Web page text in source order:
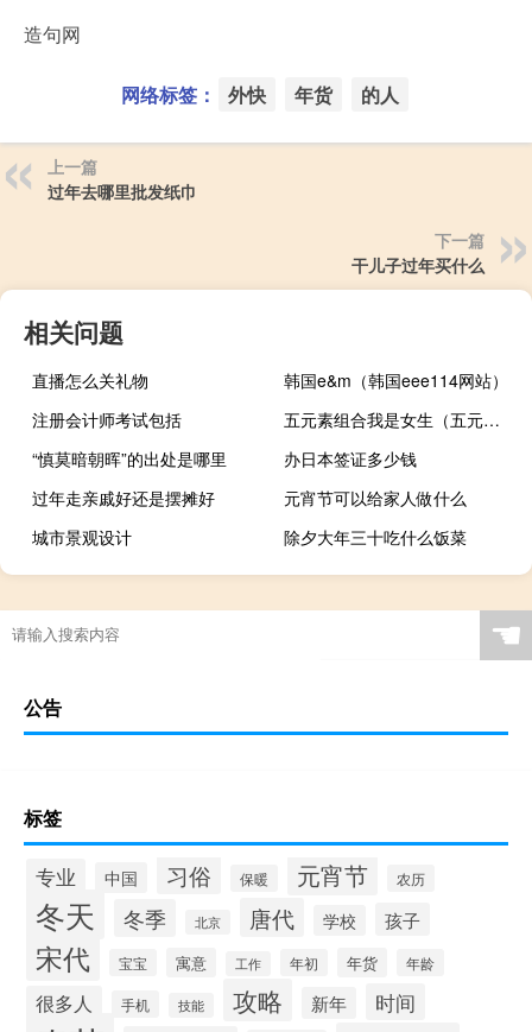
造句网
网络标签： 外快 年货 的人
上一篇
过年去哪里批发纸巾
下一篇
干儿子过年买什么
相关问题
直播怎么关礼物
韩国e&m（韩国eee114网站）
注册会计师考试包括
五元素组合我是女生（五元素组合）
“慎莫暗朝晖”的出处是哪里
办日本签证多少钱
过年走亲戚好还是摆摊好
元宵节可以给家人做什么
城市景观设计
除夕大年三十吃什么饭菜
☚
公告
标签
专业 中国 习俗 保暖 元宵节 农历
冬天 冬季 北京 唐代 学校 孩子
宋代 宝宝 寓意 工作 年初 年货 年龄
很多人 手机 技能 攻略 新年 时间